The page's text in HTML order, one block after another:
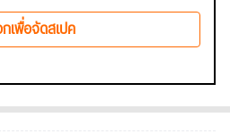
เพื่อจัดสเปค